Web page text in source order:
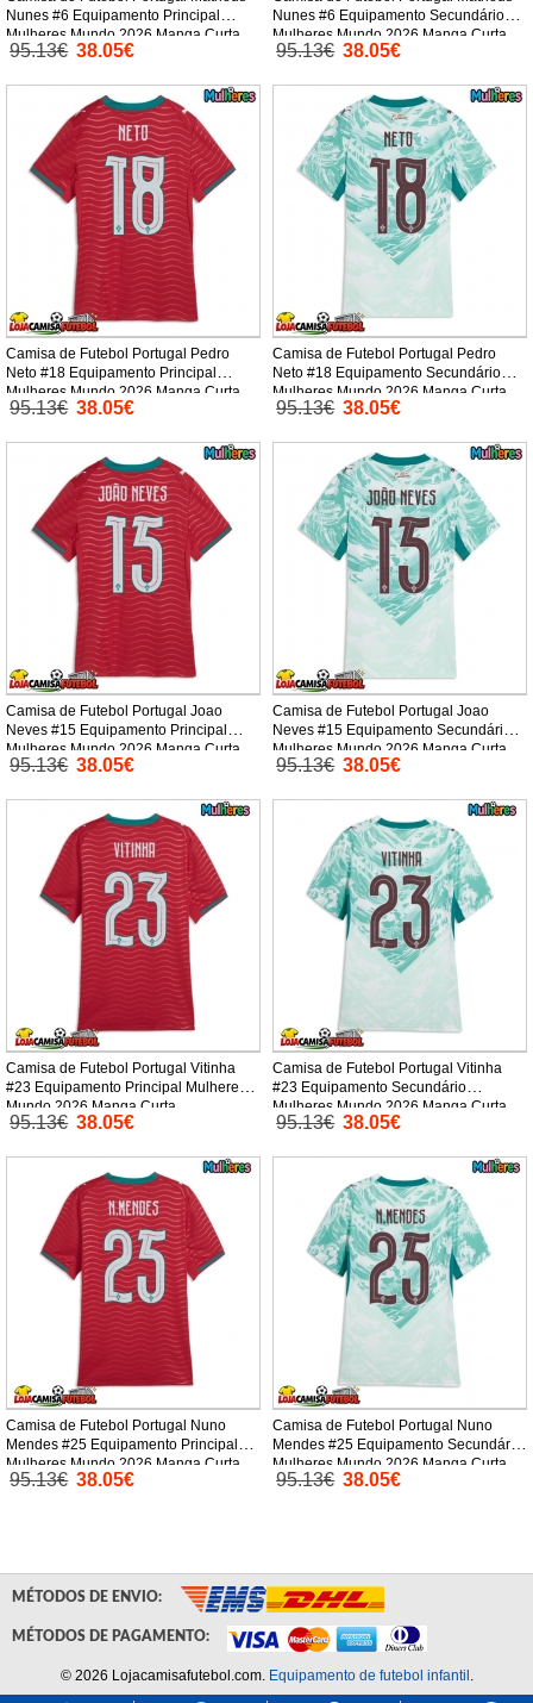
Nunes #6 Equipamento Principal
Mulheres Mundo 2026 Manga Curta
95.13€ 38.05€
Nunes #6 Equipamento Secundário
Mulheres Mundo 2026 Manga Curta
95.13€ 38.05€
Camisa de Futebol Portugal Pedro
Neto #18 Equipamento Principal
Mulheres Mundo 2026 Manga Curta
95.13€ 38.05€
Camisa de Futebol Portugal Pedro
Neto #18 Equipamento Secundário
Mulheres Mundo 2026 Manga Curta
95.13€ 38.05€
Camisa de Futebol Portugal Joao
Neves #15 Equipamento Principal
Mulheres Mundo 2026 Manga Curta
95.13€ 38.05€
Camisa de Futebol Portugal Joao
Neves #15 Equipamento Secundário
Mulheres Mundo 2026 Manga Curta
95.13€ 38.05€
Camisa de Futebol Portugal Vitinha
#23 Equipamento Principal Mulheres
Mundo 2026 Manga Curta
95.13€ 38.05€
Camisa de Futebol Portugal Vitinha
#23 Equipamento Secundário
Mulheres Mundo 2026 Manga Curta
95.13€ 38.05€
Camisa de Futebol Portugal Nuno
Mendes #25 Equipamento Principal
Mulheres Mundo 2026 Manga Curta
95.13€ 38.05€
Camisa de Futebol Portugal Nuno
Mendes #25 Equipamento Secundário
Mulheres Mundo 2026 Manga Curta
95.13€ 38.05€
MÉTODOS DE ENVIO:
MÉTODOS DE PAGAMENTO:
© 2026 Lojacamisafutebol.com. Equipamento de futebol infantil .